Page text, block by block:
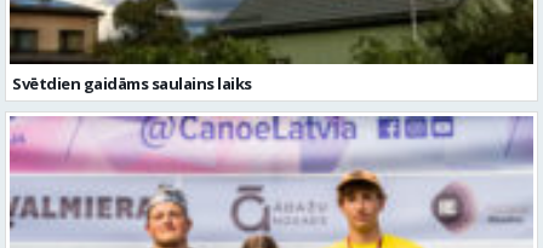
Svētdien gaidāms saulains laiks